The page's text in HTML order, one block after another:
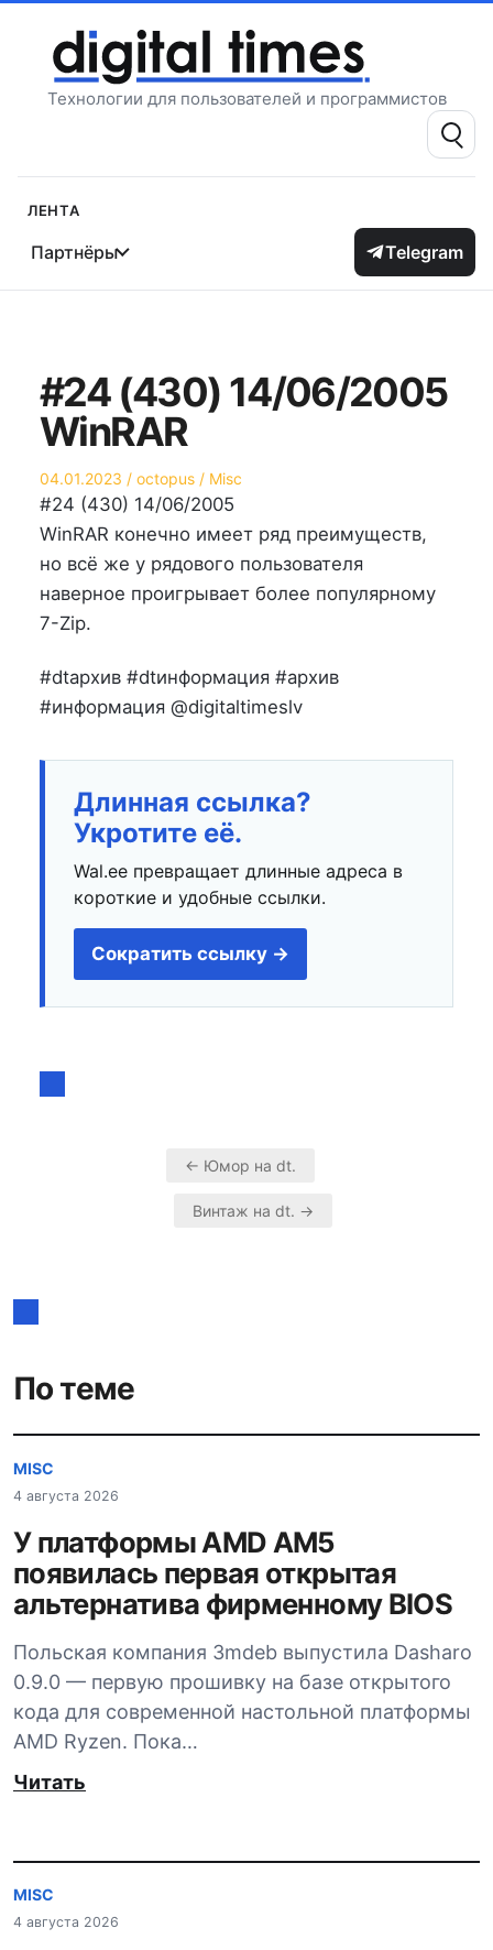
содержимому
Технологии для пользователей и программистов
Поиск:
Лента
Партнёры Telegram
#24 (430) 14/06/2005
WinRAR
Опубликовано
на
04.01.2023 Автор
octopus
Опубликовано
в
Misc
#24 (430) 14/06/2005
WinRAR конечно имеет ряд преимуществ,
но всё же у рядового пользователя
наверное проигрывает более популярному
7-Zip.
#dtархив #dtинформация #архив
#информация @digitaltimeslv
Длинная ссылка?
Укротите её.
Wal.ee превращает длинные адреса в
короткие и удобные ссылки.
Сократить ссылку →
Навигация
← Юмор на dt.
Винтаж на dt. →
По теме
MISC
4 августа 2026
У платформы AMD AM5
появилась первая открытая
альтернатива фирменному BIOS
Польская компания 3mdeb выпустила Dasharo
0.9.0 — первую прошивку на базе открытого
кода для современной настольной платформы
AMD Ryzen. Пока…
Читать
MISC
4 августа 2026